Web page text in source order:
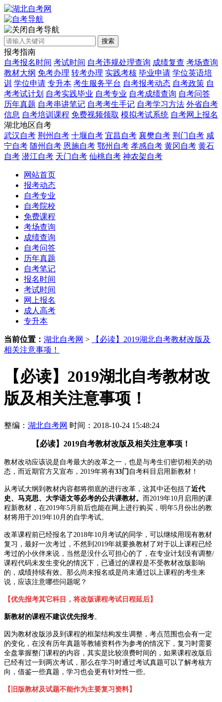
自考导航
搜索
报考指南
自考报名时间 考试时间 自考违规处理查询 成绩复查 考场查询
教材大纲 免考办理 转考办理 实践考核 毕业申请 学位英语培
训 学位申请 专升本 考生服务平台 自考报考动态 自考政策 自
考考试计划 自考实践毕业 自考专业 自考成绩查询 自考问答
历年真题 自考串讲笔记 自考考生手记 自考学习方法 外省自考
信息 自考培训课程 免费视频领取 模拟考试系统 自考网上报名
湖北地区自考
武汉自考 荆州自考 十堰自考 宜昌自考 襄樊自考 荆门自考 咸
宁自考 随州自考 恩施自考 鄂州自考 孝感自考 黄冈自考 黄石
自考 潜江自考 天门自考 仙桃自考 神农架自考
网站首页
报考动态
自考专业
自考院校
免费课程
考场查询
成绩查询
自考问答
历年真题
自考笔记
报名时间
考试时间
网上报名
成人高考
专升本
当前位置： 湖北自考网 >
【必读】2019湖北自考教材改版及
相关注意事项！
【必读】2019湖北自考教材改
版及相关注意事项！
整编： 湖北自考网 时间：2018-10-24 15:48:24
【必读】2019自考教材改版及相关注意事项！
教材改动应该说是自考最大的改革之一，也是与考生们密切相关的动
态，而近期官方又宣布，2019年将有33门 自考科目启用新教材！
从考试大纲到教材内容都将彻底的进行改革，这其中还包括了近代
史、马克思、大学语文等必考的公共课教材。 而2019年10月启用的课
程新教材，在2019年5月前后也能在网上进行购买，明年5月份出的教
材将用于2019年10月的自学考试。
改革课程前已经报名了2018年10月考试的同学，可以继续用现有教材
复习，最好一次考过，不然到2019年就要换教材了对于以上课程已经
考过的小伙伴来说，当然是没什么可担心的了，在专业计划没有调整/
课程代码未发生变化的情况下，已通过的课程是不受教材改版影响
的，成绩持续有效。那么尚未报名或是尚未通过以上课程的考生来
说，应该注意哪些问题呢？
【优先报考其它科目，将改版课程考试日程延后】
新教材的课程不建议优先报考。
因为教材改版涉及到课程的框架结构发生调整，考点范围也会有一定
的变化，在没有历年真题等教辅资料作为参考的情况下，复习时需要
全盘掌握整门课程的内容，其实是比较浪费时间的，如果课程改版后
已经有过一到两次考试，那么在学习时通过考试真题可以了解考核方
向，借鉴一些真题，学习也会更有针对性一些。
【旧版教材及试题不能作为主要复习资料】